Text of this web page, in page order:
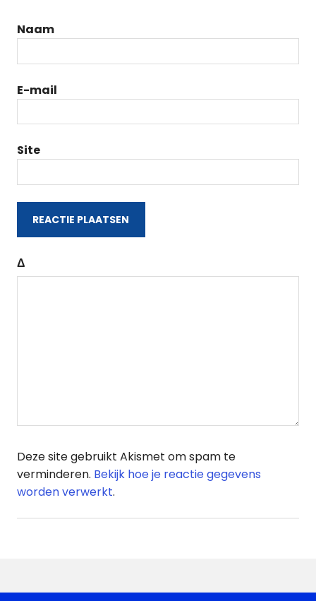
Naam
E-mail
Site
Δ
Deze site gebruikt Akismet om spam te
verminderen. Bekijk hoe je reactie gegevens
worden verwerkt.